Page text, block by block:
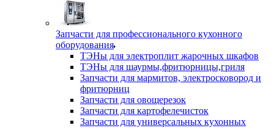
Запчасти для профессионального кухонного
оборудования
ТЭНы для электроплит жарочных шкафов
ТЭНы для шаурмы,фритюрницы,гриля
Запчасти для мармитов, электросковород и
фритюрниц
Запчасти для овощерезок
Запчасти для картофелечисток
Запчасти для универсальных кухонных